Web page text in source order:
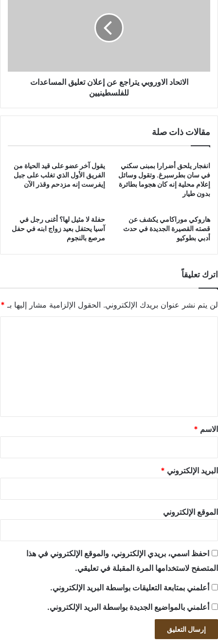
الاتحاد الاوروبي يتراجع عن إعلان تعليق المساعدات
للفلسطينيين
مقالات ذات صلة
انفجار يلحق أضرارا بمبنى سكني
في سان بطرسبرغ. وتقول وسائل
إعلام محلية إنه كان هجوما بطائرة
بدون طيار
يقول آخر عضو على قيد الحياة من
الفريق الأول الذي تغلب على جبل
إيفرست إنه مزدحم وقذر الآن
هاروكي موراكامي يكشف عن
قصته القصيرة الجديدة في حدث
أدبي بطوكيو
حفلة لا مثيل لها؟ أغنى رجل في
آسيا يحتفل بعيد زواج ابنه في حفل
مرصع بالنجوم
اترك تعليقاً
لن يتم نشر عنوان بريدك الإلكتروني. الحقول الإلزامية مشار إليها بـ *
*
الاسم *
البريد الإلكتروني *
الموقع الإلكتروني
احفظ اسمي، بريدي الإلكتروني، والموقع الإلكتروني في هذا
المتصفح لاستخدامها المرة المقبلة في تعليقي.
أعلمني بمتابعة التعليقات بواسطة البريد الإلكتروني.
أعلمني بالمواضيع الجديدة بواسطة البريد الإلكتروني.